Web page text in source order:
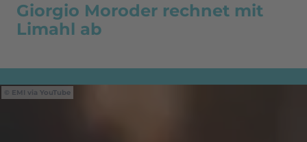
Giorgio Moroder rechnet mit
Limahl ab
EMI via YouTube